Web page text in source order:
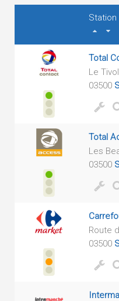
Station
Total
Le
03500
Total
Les
03500
Route
03500